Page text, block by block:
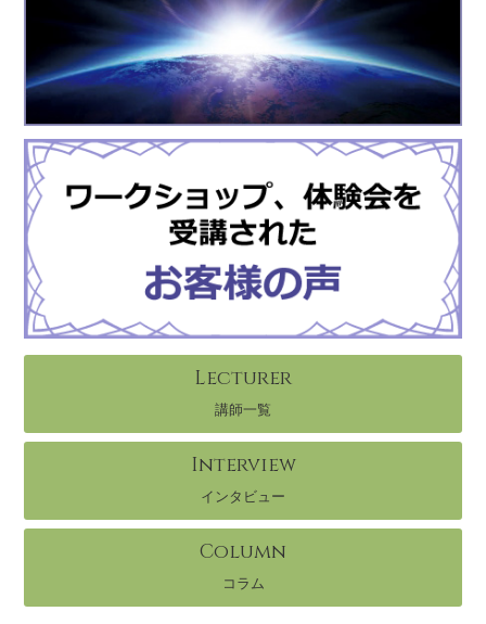
Lecturer
講師一覧
Interview
インタビュー
Column
コラム